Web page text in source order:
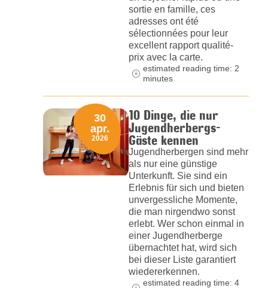
sortie en famille, ces
adresses ont été
sélectionnées pour leur
excellent rapport qualité-
prix avec la carte.
estimated reading time: 2
minutes
10 Dinge, die nur
Jugendherbergs-
Gäste kennen
Jugendherbergen sind mehr
als nur eine günstige
Unterkunft. Sie sind ein
Erlebnis für sich und bieten
unvergessliche Momente,
die man nirgendwo sonst
erlebt. Wer schon einmal in
einer Jugendherberge
übernachtet hat, wird sich
bei dieser Liste garantiert
wiedererkennen.
30
apr.
2026
estimated reading time: 4